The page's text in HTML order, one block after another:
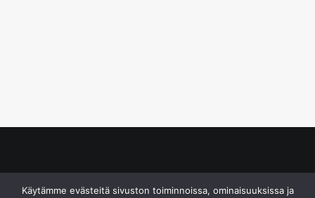
Käytämme evästeitä sivuston toiminnoissa, ominaisuuksissa ja